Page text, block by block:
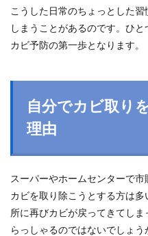
こうした日常のちょっとした
しまうことがあるのです。ひと
カビ予防の第一歩となります。
自分でカビ取り
理由
スーパーやホームセンターで
カビを取り除こうとする方は
所に再びカビが戻ってきてし
らっしゃるのではないでしょ